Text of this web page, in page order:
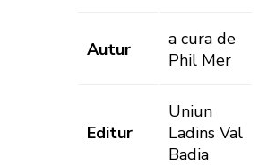
Autur
a cura de
Phil Mer
Editur
Uniun
Ladins Val
Badia